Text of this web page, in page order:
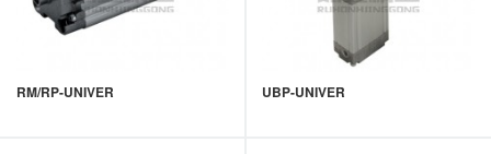
RM/RP-UNIVER UBP-UNIVER